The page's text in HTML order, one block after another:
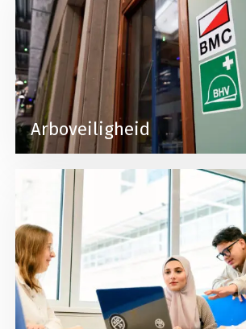
Arboveiligheid
Lees meer over Privacy